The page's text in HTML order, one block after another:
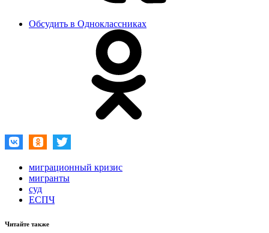
Обсудить в Одноклассниках
миграционный кризис
мигранты
суд
ЕСПЧ
Читайте также